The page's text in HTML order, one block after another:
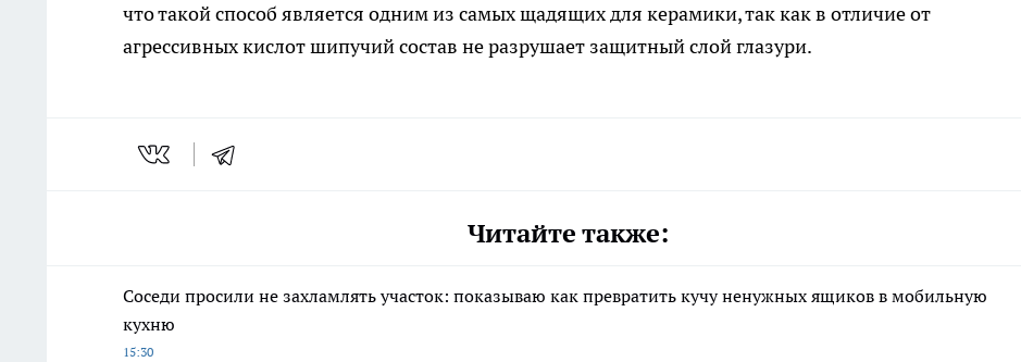
что такой способ является одним из самых щадящих для керамики, так как в отличие от
агрессивных кислот шипучий состав не разрушает защитный слой глазури.
Читайте также:
Соседи просили не захламлять участок: показываю как превратить кучу ненужных ящиков в мобильную
кухню
15:30